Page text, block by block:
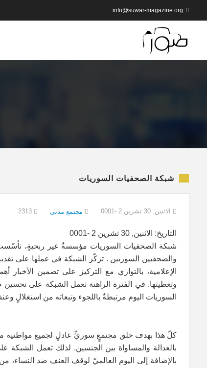
info@suwar-magazine.org
شبكة الصحفيات السوريات
الاثنين, 30 تشرين 2 -0001 مجتمع مدني
التاريخ: الاثنين, 30 تشرين 2 -0001
والصحفيين السوريين . تركّز الشبكة في عملها على
الإعلامية، بالتوازي مع التركيز على تضمين
وتغطيتها. في الفترة الراهنة تعمل الشبكة على
السوريات اليوم مرتبطةٌ باللجوء وتبعاته من استغلالٍ
كلّ هذا بهدف خلق مجتمعٍ سوريٍّ عادلٍ لجميع مواطنيه من
بالعدالة والمساواة بين الجنسين. لذلك تعمل الشبكة
بالإضافة إلى اليوم العالميّ لوقف العنف ضد